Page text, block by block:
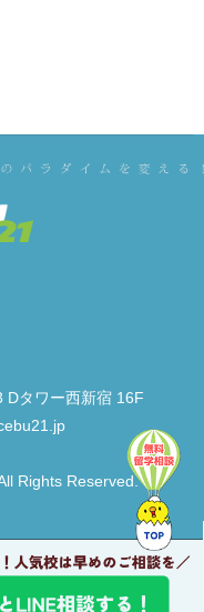
Dタワー西新宿 16F
Rights Reserved.